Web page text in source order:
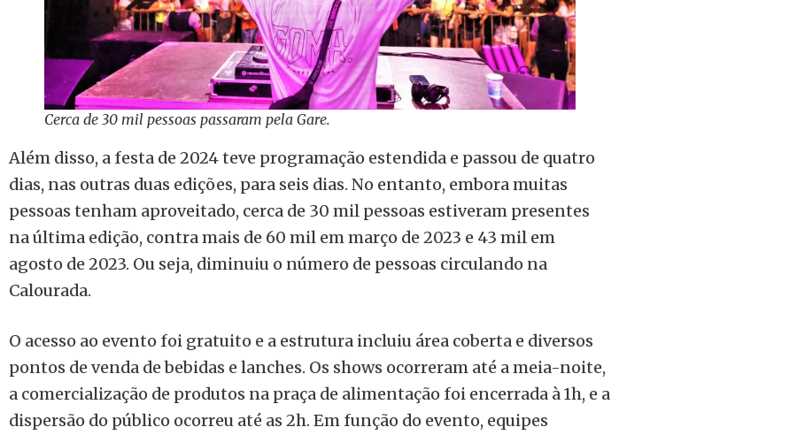
Cerca de 30 mil pessoas passaram pela Gare.
Além disso, a festa de 2024 teve programação estendida e passou de quatro
dias, nas outras duas edições, para seis dias. No entanto, embora muitas
pessoas tenham aproveitado, cerca de 30 mil pessoas estiveram presentes
na última edição, contra mais de 60 mil em março de 2023 e 43 mil em
agosto de 2023. Ou seja, diminuiu o número de pessoas circulando na
Calourada.
O acesso ao evento foi gratuito e a estrutura incluiu área coberta e diversos
pontos de venda de bebidas e lanches. Os shows ocorreram até a meia-noite,
a comercialização de produtos na praça de alimentação foi encerrada à 1h, e a
dispersão do público ocorreu até as 2h. Em função do evento, equipes